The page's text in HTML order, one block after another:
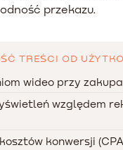
przekazu.
TREŚCI OD
wideo przy
względem
konwersji